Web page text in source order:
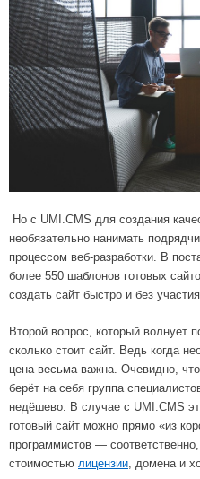
Но с UMI.CMS для создания
необязательно нанимать
процессом веб-разработки. В
более 550 шаблонов готовых
создать сайт быстро и без
Второй вопрос, который волнует
сколько стоит сайт. Ведь когда
цена весьма важна. Очевидно,
берёт на себя группа
недёшево. В случае с UMI.CMS
готовый сайт можно прямо «из
программистов —
стоимостью лицензии, домена и